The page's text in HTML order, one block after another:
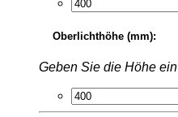
Oberlichthöhe (mm):
Geben Sie die Höhe ein